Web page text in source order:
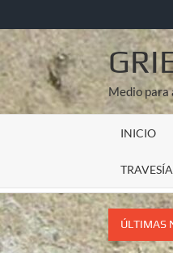
al
contenido
Medio para
INICIO
ÚLTIMAS
TENEMOS QUE